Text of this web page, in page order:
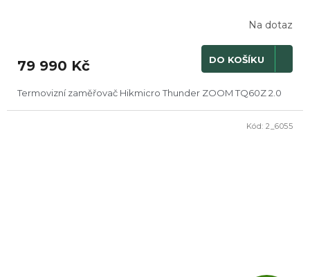
R
M
A
Na dotaz
79 990 Kč DO KOŠÍKU
Termovizní zaměřovač Hikmicro Thunder ZOOM TQ60Z 2.0
Kód: 2_6055